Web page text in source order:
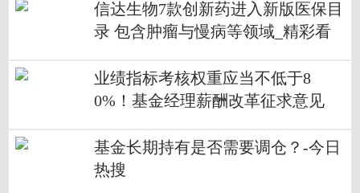
信达生物7款创新药进入新版医保目
录 包含肿瘤与慢病等领域_精彩看
业绩指标考核权重应当不低于8
0%！基金经理薪酬改革征求意见
基金长期持有是否需要调仓？-今日
热搜